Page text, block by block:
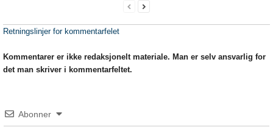
Retningslinjer for kommentarfelet
Kommentarer er ikke redaksjonelt materiale. Man er selv ansvarlig for
det man skriver i kommentarfeltet.
Abonner